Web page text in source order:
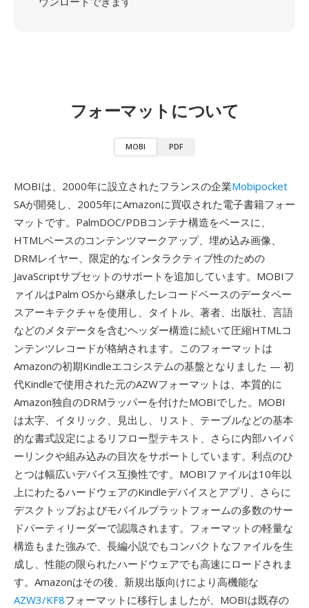
フォーマットについて
MOBI PDF
MOBIは、2000年に設立されたフランスの企業Mobipocket
SAが開発し、2005年にAmazonに買収された電子書籍フォー
マットです。PalmDOC/PDBコンテナ構造をベースに、
HTMLベースのコンテンツマークアップ、埋め込み画像、
DRMレイヤー、限定的なインタラクティブ性のための
JavaScriptサブセットのサポートを追加しています。MOBIフ
ァイルはPalm OSから継承したレコードベースのデータベー
スアーキテクチャを使用し、タイトル、著者、出版社、言語
などのメタデータを含むヘッダー構造に続いて圧縮HTMLコ
ンテンツレコードが格納されます。このフォーマットは
Amazonの初期Kindleエコシステムの基盤となりました — 初
代Kindleで使用された元のAZWフォーマットは、本質的に
Amazon独自のDRMラッパーを付けたMOBIでした。MOBI
は太字、イタリック、見出し、リスト、テーブルなどの基本
的な書式設定によるリフロー型テキスト、さらに内部ハイパ
ーリンクや組み込みの目次をサポートしています。利点のひ
とつは幅広いデバイス互換性です。MOBIファイルは10年以
上にわたるハードウェアのKindleデバイスとアプリ、さらに
デスクトップおよびモバイルプラットフォームの多数のサー
ドパーティリーダーで認識されます。フォーマットの軽量な
構造もまた強みで、長編小説でもコンパクトなファイルを生
成し、性能の限られたハードウェアでも高速にロードされま
す。Amazonはその後、新規出版向けにより高機能な
AZW3/KF8フォーマットに移行しましたが、MOBIは既存の